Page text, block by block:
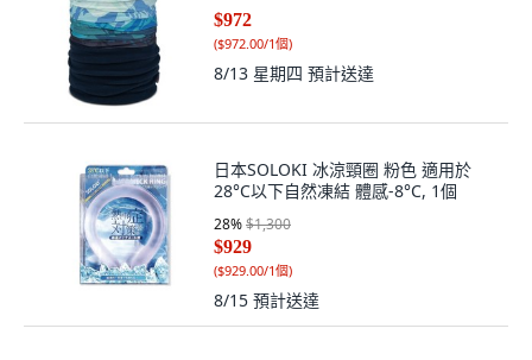
$972
($972.00/1個)
8/13 星期四 預計送達
日本SOLOKI 冰涼頸圈 粉色 適用於
28°C以下自然凍結 體感-8°C, 1個
28%$1,300
$929
($929.00/1個)
8/15 預計送達